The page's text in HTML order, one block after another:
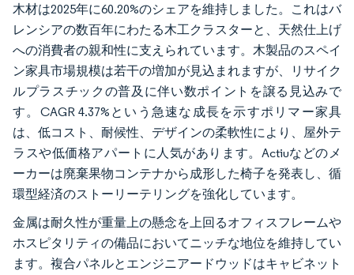
木材は2025年に60.20%のシェアを維持しました。これはバ
レンシアの数百年にわたる木工クラスターと、天然仕上げ
への消費者の親和性に支えられています。木製品のスペイ
ン家具市場規模は若干の増加が見込まれますが、リサイク
ルプラスチックの普及に伴い数ポイントを譲る見込みで
す。CAGR 4.37%という急速な成長を示すポリマー家具
は、低コスト、耐候性、デザインの柔軟性により、屋外テ
ラスや低価格アパートに人気があります。Actiuなどのメ
ーカーは廃棄果物コンテナから成形した椅子を発表し、循
環型経済のストーリーテリングを強化しています。
金属は耐久性が重量上の懸念を上回るオフィスフレームや
ホスピタリティの備品においてニッチな地位を維持してい
ます。複合パネルとエンジニアードウッドはキャビネット